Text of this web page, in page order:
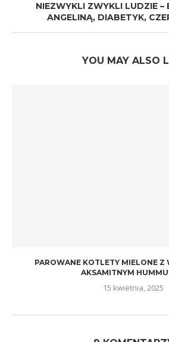
NIEZWYKLI ZWYKLI LUDZIE –
ANGELINĄ, DIABETYK,
YOU MAY ALSO
PAROWANE KOTLETY MIELONE Z
AKSAMITNYM
15 kwietnia, 2025